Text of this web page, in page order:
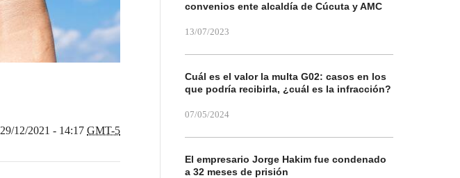
29/12/2021 - 14:17 GMT-5
convenios ente alcaldía de Cúcuta y AMC
13/07/2023
Cuál es el valor la multa G02: casos en los
que podría recibirla, ¿cuál es la infracción?
07/05/2024
El empresario Jorge Hakim fue condenado
a 32 meses de prisión